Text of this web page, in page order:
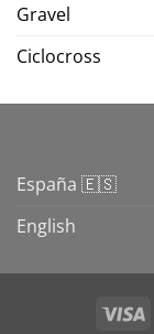
Gravel
Ciclocross
España 🇪🇸
English